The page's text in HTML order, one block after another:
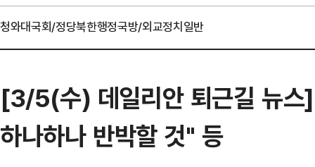
청와대국회/정당북한행정국방/외교정치일반
[3/5(수) 데일리안 퇴근길 뉴스
하나하나 반박할 것" 등